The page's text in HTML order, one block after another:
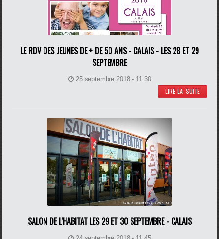
LE RDV DES JEUNES DE + DE 50 ANS - CALAIS - LES 28 ET 29
SEPTEMBRE
25 septembre 2018 - 11:30
LIRE LA SUITE
SALON DE L'HABITAT LES 29 ET 30 SEPTEMBRE - CALAIS